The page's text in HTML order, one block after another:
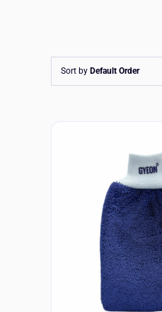
Sort by Default Order